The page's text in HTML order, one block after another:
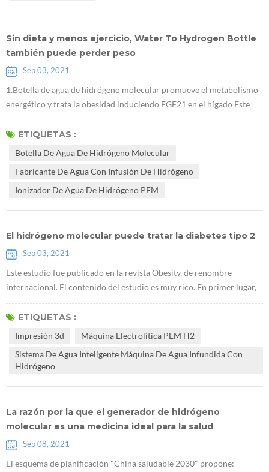
Sin dieta y menos ejercicio, Water To Hydrogen Bottle
también puede perder peso
Sep 03, 2021
1.Botella de agua de hidrógeno molecular promueve el metabolismo
energético y trata la obesidad induciendo FGF21 en el hígado Este
estudio se realizó en ratones obesos. Demostró que Fabricante de
agua con infusión de hidrógeno puede reducir el peso corporal sin
ETIQUETAS :
Botella De Agua De Hidrógeno Molecular
Fabricante De Agua Con Infusión De Hidrógeno
Ionizador De Agua De Hidrógeno PEM
El hidrógeno molecular puede tratar la diabetes tipo 2
Sep 03, 2021
Este estudio fue publicado en la revista Obesity, de renombre
internacional. El contenido del estudio es muy rico. En primer lugar,
encontraron queE máquina lectrolítica PEM H2 puede promover la
acumulación de glucógeno en el hígado. Utilizaron ratones db / db
que Generado...
ETIQUETAS :
Impresión 3d
Máquina Electrolítica PEM H2
Sistema De Agua Inteligente Máquina De Agua Infundida Con
Hidrógeno
La razón por la que el generador de hidrógeno
molecular es una medicina ideal para la salud
Sep 08, 2021
El esquema de planificación "China saludable 2030" propone: